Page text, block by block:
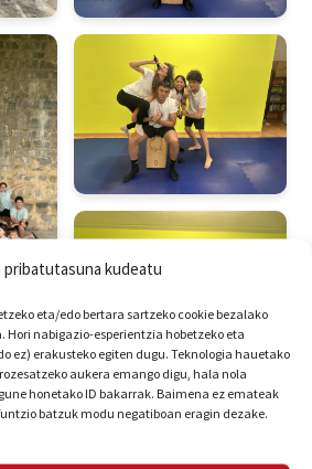
pribatutasuna kudeatu
eta/edo bertara sartzeko cookie bezalako
nabigazio-esperientzia hobetzeko eta
ez) erakusteko egiten dugu. Teknologia hauetako
aukera emango digu, hala nola
honetako ID bakarrak. Baimena ez emateak
batzuk modu negatiboan eragin dezake.